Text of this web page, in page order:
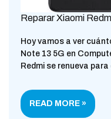
Reparar Xiaomi
Hoy vamos a ver
Note 13 5G en
Redmi se renueva
READ MORE »